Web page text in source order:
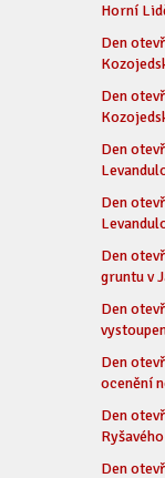
Horní
Den
Den
Den
Den
Den
gruntu v
Den
Den
ocenění
Den
Den